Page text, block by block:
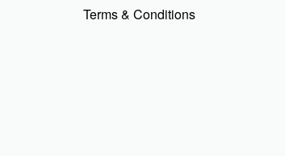
Terms & Conditions